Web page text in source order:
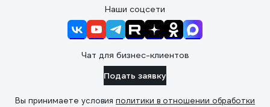
Наши соцсети
Чат для бизнес-клиентов
Подать заявку
Вы принимаете условия политики в отношении обработки